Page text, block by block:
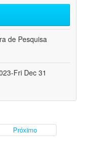
de Pesquisa
Fri Dec 31
Próximo